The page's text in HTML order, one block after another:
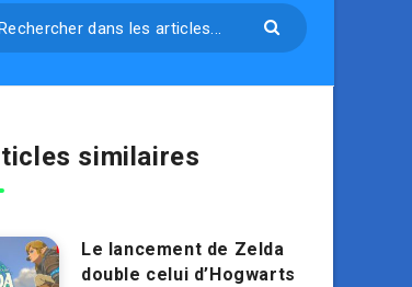
similaires
Le lancement de Zelda
double celui d’Hogwarts